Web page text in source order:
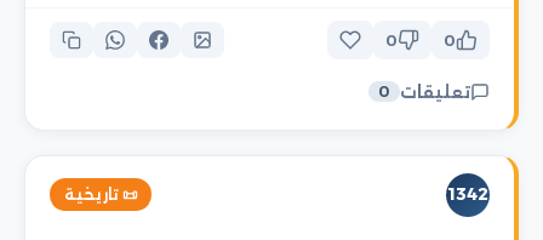
0
0
تعليقات 0
1342 📜 تاريخية